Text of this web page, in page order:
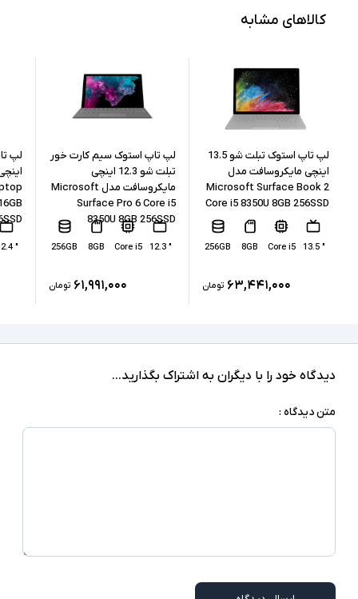
نسل پردازنده
16GB
حافظه داخلی 256GB
نوع حافظه داخلی SSD
پردازنده گرافیکی Intel UHD Graphics 620
اقلام همراه شارژر استاندارد به همراه کابل برق
کالاهای مشابه
لپ تاپ استوک تبلت شو 13.5
اینچی مایکروسافت مدل
Microsoft Surface Book 2
Core i5 8350U 8GB 256SSD
" 13.5
Core i5
8GB
256GB
۶۳,۴۴۱,۰۰۰ تومان
لپ تاپ استوک سیم کارت خور
تبلت شو 12.3 اینچی
مایکروسافت مدل Microsoft
Surface Pro 6 Core i5
8350U 8GB 256SSD
" 12.3
Core i5
8GB
256GB
۶۱,۹۹۱,۰۰۰ تومان
" 12.4
دیدگاه خود را با دیگران به اشتراک بگذارید...
متن دیدگاه :